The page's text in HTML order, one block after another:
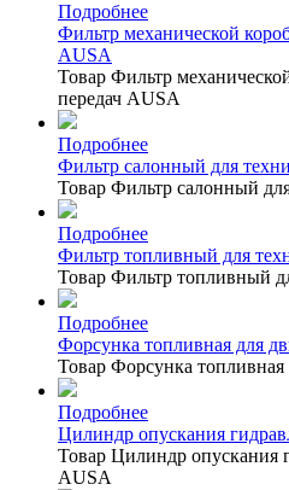
Подробнее
Фильтр механической
AUSA
Товар Фильтр
передач AUSA
Подробнее
Фильтр салонный для
Товар Фильтр салонный
Подробнее
Фильтр топливный для
Товар Фильтр топливный
Подробнее
Форсунка топливная для
Товар Форсунка топливная
Подробнее
Цилиндр опускания
Товар Цилиндр опускания
AUSA